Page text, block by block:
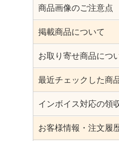
商品画像のご注意点
掲載商品について
お取り寄せ商品につ
最近チェックした商
インボイス対応の領
お客様情報・注文履